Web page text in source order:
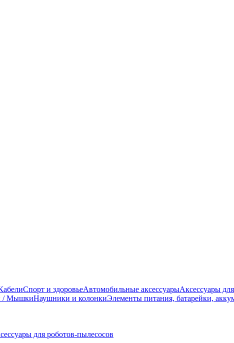
Спорт и здоровьеАвтомобильные аксессуарыАксессуары
/ МышкиНаушники и колонкиЭлементы питания, батарейки,
для роботов-пылесосов